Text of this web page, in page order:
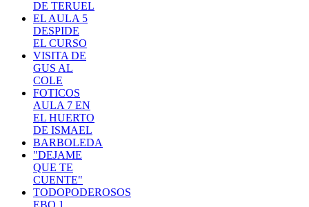
DE TERUEL
EL AULA 5
DESPIDE
EL CURSO
VISITA DE
GUS AL
COLE
FOTICOS
AULA 7 EN
EL HUERTO
DE ISMAEL
BARBOLEDA
"DEJAME
QUE TE
CUENTE"
TODOPODEROSOS
EBO 1